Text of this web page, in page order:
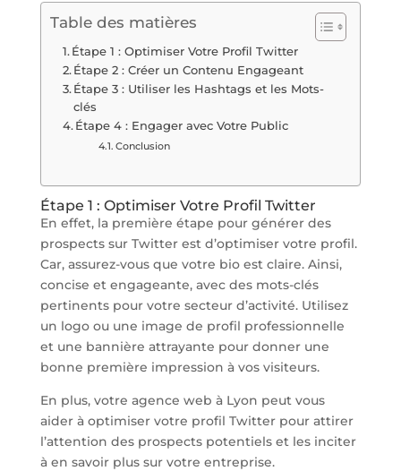
Table des matières
Étape 1 : Optimiser Votre Profil Twitter
Étape 2 : Créer un Contenu Engageant
Étape 3 : Utiliser les Hashtags et les Mots-
clés
Étape 4 : Engager avec Votre Public
Conclusion
Étape 1 : Optimiser Votre Profil Twitter
En effet, la première étape pour générer des
prospects sur Twitter est d’optimiser votre profil.
Car, assurez-vous que votre bio est claire. Ainsi,
concise et engageante, avec des mots-clés
pertinents pour votre secteur d’activité. Utilisez
un logo ou une image de profil professionnelle
et une bannière attrayante pour donner une
bonne première impression à vos visiteurs.
En plus, votre agence web à Lyon peut vous
aider à optimiser votre profil Twitter pour attirer
l’attention des prospects potentiels et les inciter
à en savoir plus sur votre entreprise.